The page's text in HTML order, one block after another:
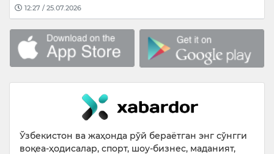
12:27 / 25.07.2026
Ўзбекистон ва жаҳонда рўй бераётган энг сўнгги
воқеа-ҳодисалар, спорт, шоу-бизнес, маданият,